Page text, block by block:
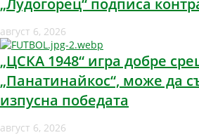
„Лудогорец“ подписа
август 6, 2026
„ЦСКА 1948“ игра добре
„Панатинайкос“, може да
изпусна победата
август 6, 2026